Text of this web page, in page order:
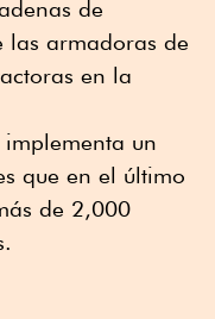
de
las armadoras de
en la
un
que en el último
de 2,000